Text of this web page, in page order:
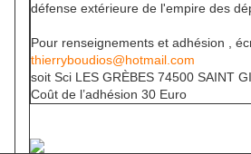
défense extérieure de l'empire des
Pour renseignements et adhésion ,
thierryboudios@hotmail.com
soit Sci LES GRÈBES 74500 SAINT
Coût de l’adhésion 30 Euro